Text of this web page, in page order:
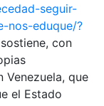
seguir-
nos-eduque/?
con
Venezuela, que
el Estado